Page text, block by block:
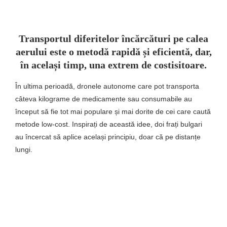
Transportul diferitelor încărcături pe calea
aerului este o metodă rapidă și eficientă, dar,
în același timp, una extrem de costisitoare.
În ultima perioadă, dronele autonome care pot transporta
câteva kilograme de medicamente sau consumabile au
început să fie tot mai populare și mai dorite de cei care caută
metode low-cost. Inspirați de această idee, doi frați bulgari
au încercat să aplice același principiu, doar că pe distanțe
lungi.